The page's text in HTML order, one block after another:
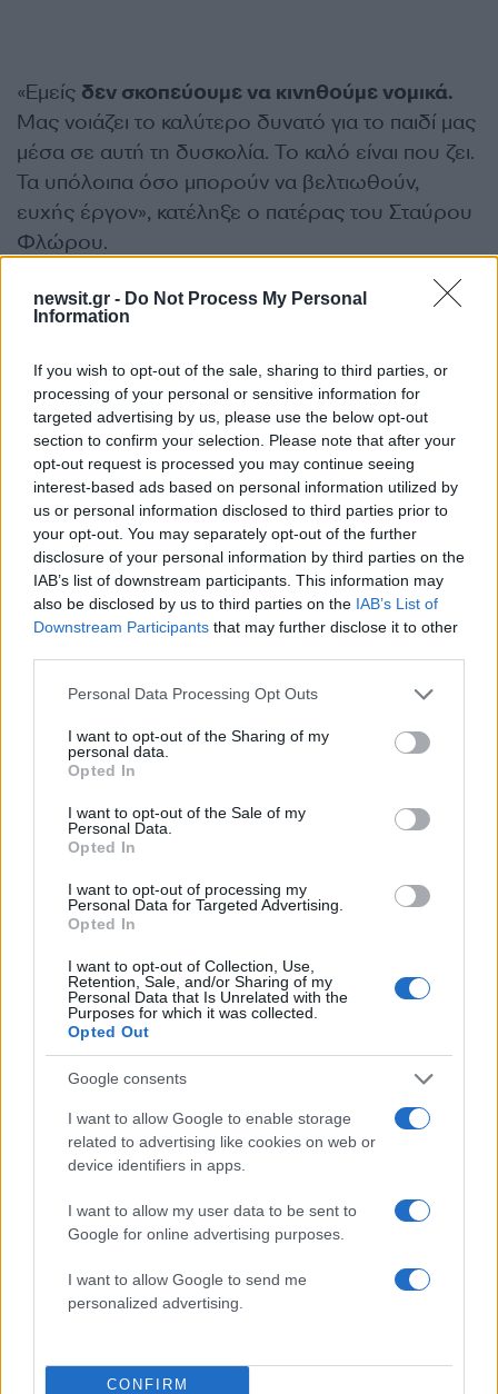
newsit.gr - Do Not Process My Personal
Information
If you wish to opt-out of the sale, sharing to third parties, or
processing of your personal or sensitive information for
targeted advertising by us, please use the below opt-out
section to confirm your selection. Please note that after your
opt-out request is processed you may continue seeing
interest-based ads based on personal information utilized by
us or personal information disclosed to third parties prior to
your opt-out. You may separately opt-out of the further
disclosure of your personal information by third parties on the
IAB’s list of downstream participants. This information may
also be disclosed by us to third parties on the IAB’s List of
Downstream Participants that may further disclose it to other
Please note that this website/app uses one or more Google
not limited to your visit or usage behaviour. You may click to
grant or deny consent to Google and its third-party tags to
use your data for below specified purposes in below Google
consent section.
Personal Data Processing Opt Outs
I want to opt-out of the Sharing of my
personal data.
Opted In
I want to opt-out of the Sale of my
Personal Data.
Opted In
I want to opt-out of processing my
Personal Data for Targeted Advertising.
Opted In
I want to opt-out of Collection, Use,
Retention, Sale, and/or Sharing of my
Personal Data that Is Unrelated with the
Purposes for which it was collected.
Opted Out
Google consents
I want to allow Google to enable storage
related to advertising like cookies on web or
device identifiers in apps.
I want to allow my user data to be sent to
Google for online advertising purposes.
I want to allow Google to send me
personalized advertising.
CONFIRM
«Εμείς δεν σκοπεύουμε να κινηθούμε νομικά.
Μας νοιάζει το καλύτερο δυνατό για το παιδί μας
μέσα σε αυτή τη δυσκολία. Το καλό είναι που ζει.
Τα υπόλοιπα όσο μπορούν να βελτιωθούν,
ευχής έργον», κατέληξε ο πατέρας του Σταύρου
Φλώρου.
Σχόλια
Σχολίασε εδώ
2000 /2000
Αν τα χάσατε
Η απεγνωσμένη
προσπάθεια του barman να
σώσει τον 4χρονο που
πνίγηκε σε πισίνα στην
τραγωδία
με 40άρια και 8
Σε συναγερμό η χώρα
φωτιές, ενισχύονται